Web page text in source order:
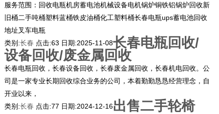
服务范围：回收电瓶机房蓄电池机械设备电机锅炉铜铁铝锅炉回收新
旧桶二手吨桶塑料蓝桶铁皮油桶化工塑料桶长春电瓶ups蓄电池回收
地址叉车电瓶
类别:长春 点击:63 日期:2025-11-08长春电瓶回收/
设备回收/废金属回收
长春电瓶回收，长春设备回收，长春废金属回收，长春机电回收。公
司是一家专业长期回收综合业务的公司，本着勤勤恳恳经营理念，自
开业以来，
类别:长春 点击:77 日期:2024-12-16出售二手轮椅